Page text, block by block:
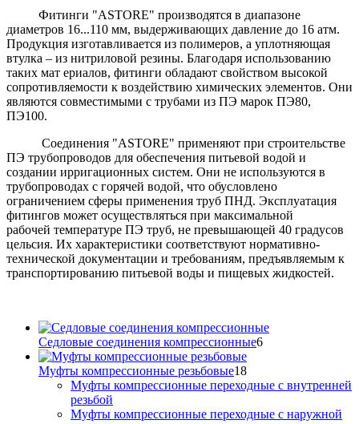
Фитинги "ASTORE" производятся в диапазоне
диаметров 16...110 мм, выдерживающих давление до 16 атм.
Продукция изготавливается из полимеров, а уплотняющая
втулка – из нитриловой резины. Благодаря использованию
таких мат ериалов, фитинги обладают свойством высокой
сопротивляемости к воздействию химических элементов. Они
являются совместимыми с трубами из ПЭ марок ПЭ80,
ПЭ100.
Соединения "ASTORE" применяют при строительстве
ПЭ трубопроводов для обеспечения питьевой водой и
создании ирригационных систем. Они не используются в
трубопроводах с горячей водой, что обусловлено
ограничением сферы применения труб ПНД. Эксплуатация
фитингов может осуществляться при максимальной
рабочей температуре ПЭ труб, не превышающей 40 градусов
цельсия. Их характеристики соответствуют нормативно-
технической документации и требованиям, предъявляемым к
транспортированию питьевой воды и пищевых жидкостей.
Седловые соединения компрессионные6
Муфты компрессионные резьбовые18
Муфты компрессионные переходные с внутренней
резьбой
Муфты компрессионные переходные с наружной